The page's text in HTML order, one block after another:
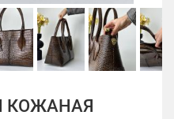
КОЖАНАЯ